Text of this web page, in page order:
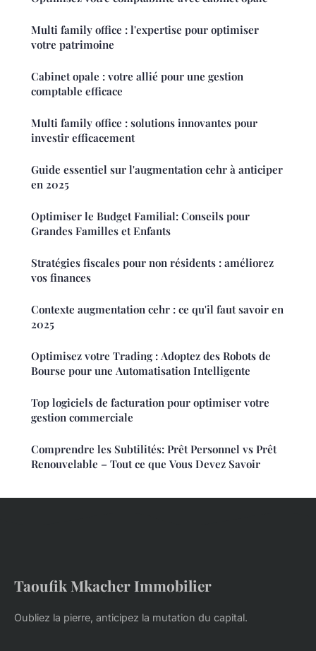
Multi family office : l'expertise pour optimiser
votre patrimoine
Cabinet opale : votre allié pour une gestion
comptable efficace
Multi family office : solutions innovantes pour
investir efficacement
Guide essentiel sur l'augmentation cehr à anticiper
en 2025
Optimiser le Budget Familial: Conseils pour
Grandes Familles et Enfants
Stratégies fiscales pour non résidents : améliorez
vos finances
Contexte augmentation cehr : ce qu'il faut savoir en
2025
Optimisez votre Trading : Adoptez des Robots de
Bourse pour une Automatisation Intelligente
Top logiciels de facturation pour optimiser votre
gestion commerciale
Comprendre les Subtilités: Prêt Personnel vs Prêt
Renouvelable – Tout ce que Vous Devez Savoir
Taoufik Mkacher Immobilier
Oubliez la pierre, anticipez la mutation du capital.